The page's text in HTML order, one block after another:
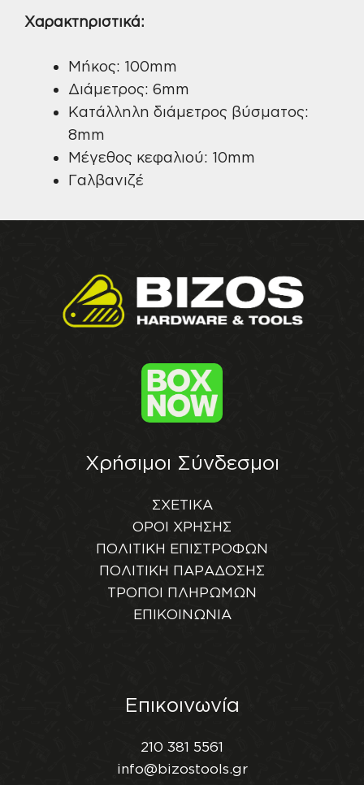
Χαρακτηριστικά:
Μήκος: 100mm
Διάμετρος: 6mm
Κατάλληλη διάμετρος βύσματος:
8mm
Μέγεθος κεφαλιού: 10mm
Γαλβανιζέ
Χρήσιμοι Σύνδεσμοι
ΣΧΕΤΙΚΑ
ΟΡΟΙ ΧΡΗΣΗΣ
ΠΟΛΙΤΙΚΗ ΕΠΙΣΤΡΟΦΩΝ
ΠΟΛΙΤΙΚΗ ΠΑΡΑΔΟΣΗΣ
ΤΡΟΠΟΙ ΠΛΗΡΩΜΩΝ
ΕΠΙΚΟΙΝΩΝΙΑ
Επικοινωνία
210 381 5561
info@bizostools.gr